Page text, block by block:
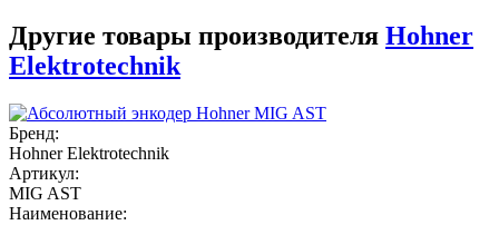
Другие товары производителя Hohner
Elektrotechnik
Бренд:
Hohner Elektrotechnik
Артикул:
MIG AST
Наименование: